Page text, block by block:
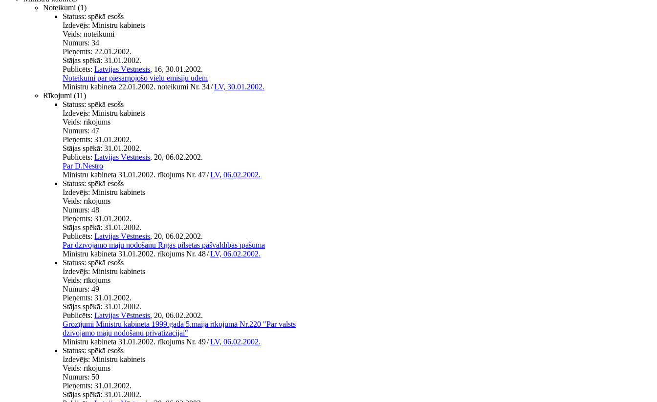
Noteikumi (1)
Statuss: spēkā esošs
Izdevējs: Ministru kabinets
Veids: noteikumi
Numurs: 34
Pieņemts: 22.01.2002.
Stājas spēkā: 31.01.2002.
Publicēts: Latvijas Vēstnesis, 16, 30.01.2002.
Noteikumi par piesārņojošo vielu emisiju ūdenī
Ministru kabineta 22.01.2002. noteikumi Nr. 34/LV, 30.01.2002.
Rīkojumi (11)
Statuss: spēkā esošs
Izdevējs: Ministru kabinets
Veids: rīkojums
Numurs: 47
Pieņemts: 31.01.2002.
Stājas spēkā: 31.01.2002.
Publicēts: Latvijas Vēstnesis, 20, 06.02.2002.
Par D.Nestro
Ministru kabineta 31.01.2002. rīkojums Nr. 47/LV, 06.02.2002.
Statuss: spēkā esošs
Izdevējs: Ministru kabinets
Veids: rīkojums
Numurs: 48
Pieņemts: 31.01.2002.
Stājas spēkā: 31.01.2002.
Publicēts: Latvijas Vēstnesis, 20, 06.02.2002.
Par dzīvojamo māju nodošanu Rīgas pilsētas pašvaldības īpašumā
Ministru kabineta 31.01.2002. rīkojums Nr. 48/LV, 06.02.2002.
Statuss: spēkā esošs
Izdevējs: Ministru kabinets
Veids: rīkojums
Numurs: 49
Pieņemts: 31.01.2002.
Stājas spēkā: 31.01.2002.
Publicēts: Latvijas Vēstnesis, 20, 06.02.2002.
Grozījumi Ministru kabineta 1999.gada 5.maija rīkojumā Nr.220 "Par valsts
dzīvojamo māju nodošanu privatizācijai"
Ministru kabineta 31.01.2002. rīkojums Nr. 49/LV, 06.02.2002.
Statuss: spēkā esošs
Izdevējs: Ministru kabinets
Veids: rīkojums
Numurs: 50
Pieņemts: 31.01.2002.
Stājas spēkā: 31.01.2002.